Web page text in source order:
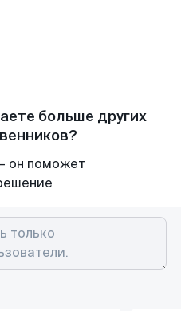
больше других
он поможет